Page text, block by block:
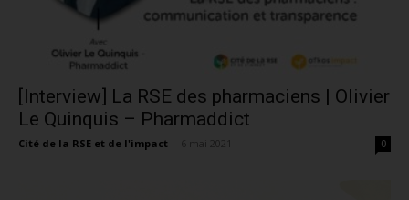
[Interview] La RSE des pharmaciens | Olivier
Le Quinquis – Pharmaddict
Cité de la RSE et de l'impact 6 mai 2021 0